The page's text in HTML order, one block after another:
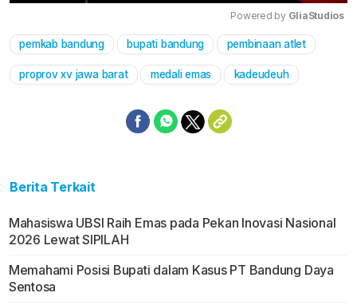
Mute
Powered by GliaStudios
pemkab bandung bupati bandung pembinaan atlet
proprov xv jawa barat medali emas kadeudeuh
Berita Terkait
Mahasiswa UBSI Raih Emas pada Pekan Inovasi Nasional
2026 Lewat SIPILAH
Memahami Posisi Bupati dalam Kasus PT Bandung Daya
Sentosa